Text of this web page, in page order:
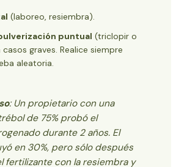
(laboreo, resiembra).
puntual (triclopir o
graves. Realice siempre
aleatoria.
: Un propietario con una
de 75% probó el
durante 2 años. El
en 30%, pero sólo después
fertilizante con la resiembra y